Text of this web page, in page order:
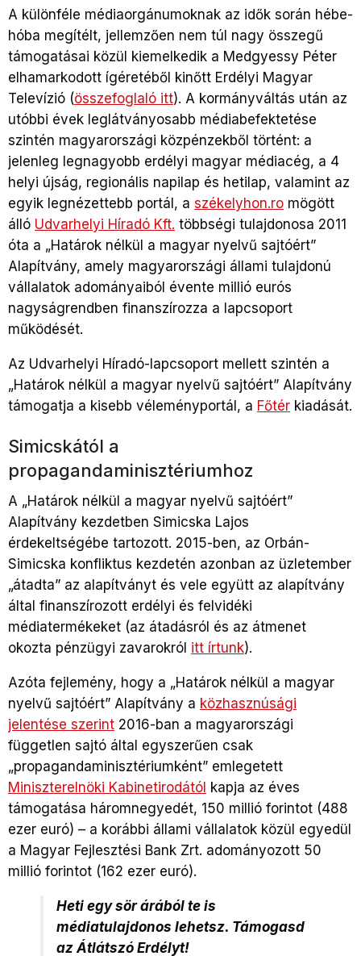
A különféle médiaorgánumoknak az idők során hébe-
hóba megítélt, jellemzően nem túl nagy összegű
támogatásai közül kiemelkedik a Medgyessy Péter
elhamarkodott ígéretéből kinőtt Erdélyi Magyar
Televízió (összefoglaló itt). A kormányváltás után az
utóbbi évek leglátványosabb médiabefektetése
szintén magyarországi közpénzekből történt: a
jelenleg legnagyobb erdélyi magyar médiacég, a 4
helyi újság, regionális napilap és hetilap, valamint az
egyik legnézettebb portál, a székelyhon.ro mögött
álló Udvarhelyi Híradó Kft. többségi tulajdonosa 2011
óta a „Határok nélkül a magyar nyelvű sajtóért”
Alapítvány, amely magyarországi állami tulajdonú
vállalatok adományaiból évente millió eurós
nagyságrendben finanszírozza a lapcsoport
működését.
Az Udvarhelyi Híradó-lapcsoport mellett szintén a
„Határok nélkül a magyar nyelvű sajtóért” Alapítvány
támogatja a kisebb véleményportál, a Főtér kiadását.
Simicskától a
propagandaminisztériumhoz
A „Határok nélkül a magyar nyelvű sajtóért”
Alapítvány kezdetben Simicska Lajos
érdekeltségébe tartozott. 2015-ben, az Orbán-
Simicska konfliktus kezdetén azonban az üzletember
„átadta” az alapítványt és vele együtt az alapítvány
által finanszírozott erdélyi és felvidéki
médiatermékeket (az átadásról és az átmenet
okozta pénzügyi zavarokról itt írtunk).
Azóta fejlemény, hogy a „Határok nélkül a magyar
nyelvű sajtóért” Alapítvány a közhasznúsági
jelentése szerint 2016-ban a magyarországi
független sajtó által egyszerűen csak
„propagandaminisztériumként” emlegetett
Miniszterelnöki Kabinetirodától kapja az éves
támogatása háromnegyedét, 150 millió forintot (488
ezer euró) – a korábbi állami vállalatok közül egyedül
a Magyar Fejlesztési Bank Zrt. adományozott 50
millió forintot (162 ezer euró).
Heti egy sör árából te is
médiatulajdonos lehetsz. Támogasd
az Átlátszó Erdélyt!